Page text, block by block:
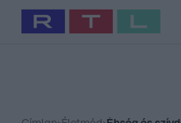
Babits Marcella Szellő